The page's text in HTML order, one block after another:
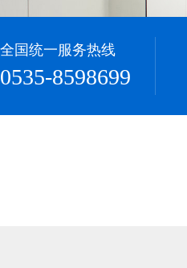
全国统一服务热线
0535-8598699